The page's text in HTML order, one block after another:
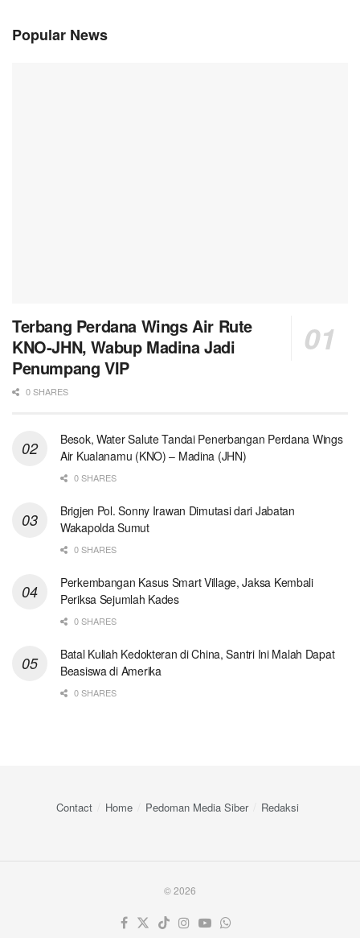
Popular News
Terbang Perdana Wings Air Rute
KNO-JHN, Wabup Madina Jadi
Penumpang VIP
0 SHARES
Besok, Water Salute Tandai Penerbangan Perdana Wings
Air Kualanamu (KNO) – Madina (JHN)
0 SHARES
Brigjen Pol. Sonny Irawan Dimutasi dari Jabatan
Wakapolda Sumut
0 SHARES
Perkembangan Kasus Smart Village, Jaksa Kembali
Periksa Sejumlah Kades
0 SHARES
Batal Kuliah Kedokteran di China, Santri Ini Malah Dapat
Beasiswa di Amerika
0 SHARES
Contact Home Pedoman Media Siber Redaksi
© 2026